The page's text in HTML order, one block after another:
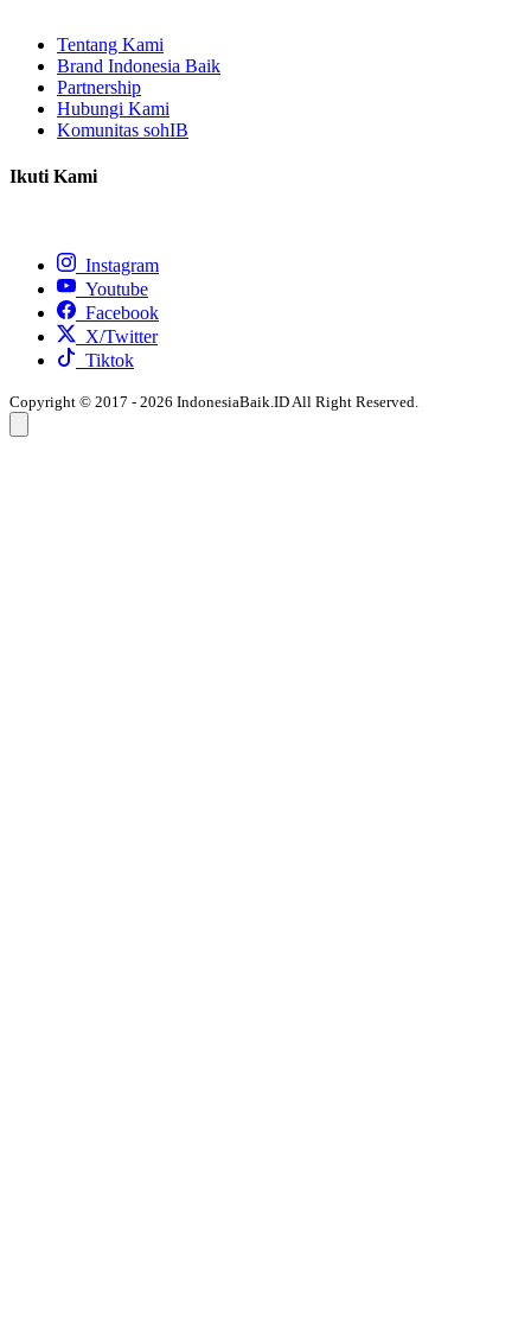
Tentang Kami
Brand Indonesia Baik
Partnership
Hubungi Kami
Komunitas sohIB
Ikuti Kami
Instagram
Youtube
Facebook
X/Twitter
Tiktok
Copyright © 2017 - 2026 IndonesiaBaik.ID All Right Reserved.